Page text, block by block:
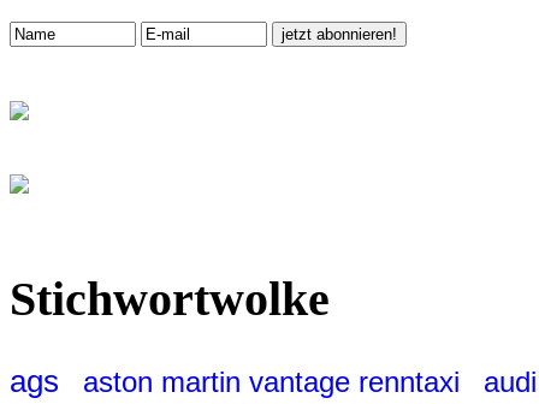
Stichwortwolke
ags aston martin vantage renntaxi